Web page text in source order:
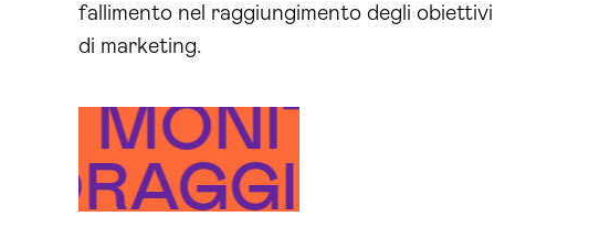
fallimento nel raggiungimento degli obiettivi
di marketing.